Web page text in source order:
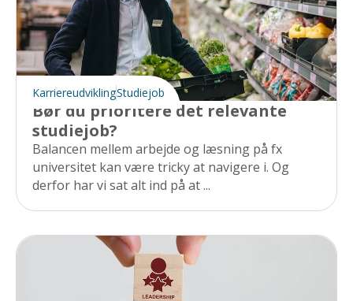
KarriereudviklingStudiejob
Bør du prioritere det relevante
studiejob?
Balancen mellem arbejde og læsning på fx
universitet kan være tricky at navigere i. Og
derfor har vi sat alt ind på at ...